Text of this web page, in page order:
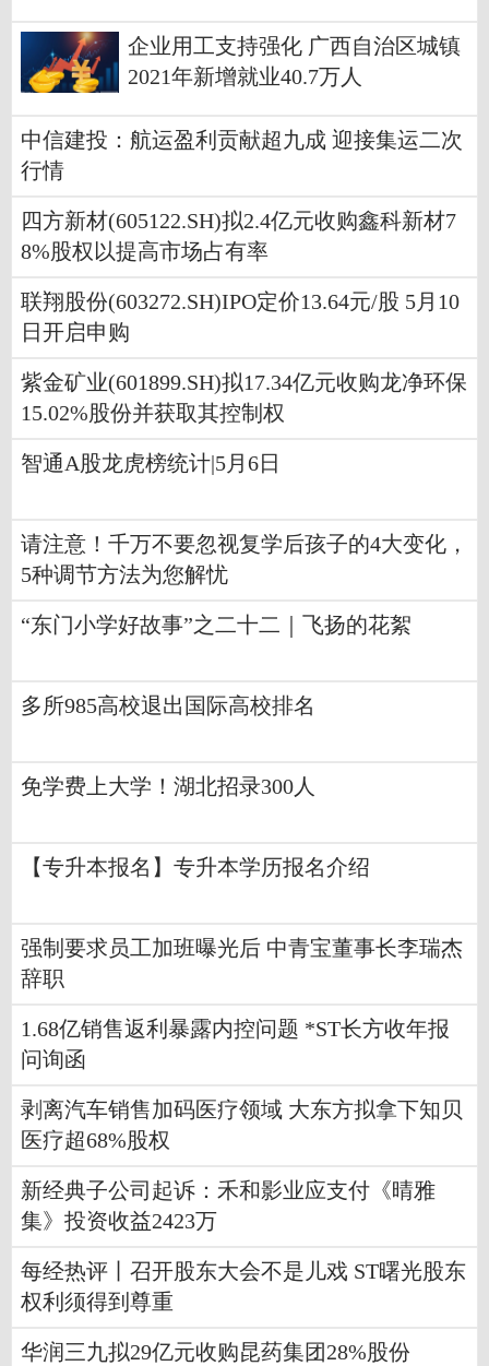
企业用工支持强化 广西自治区城镇
2021年新增就业40.7万人
中信建投：航运盈利贡献超九成 迎接集运二次
行情
四方新材(605122.SH)拟2.4亿元收购鑫科新材7
8%股权以提高市场占有率
联翔股份(603272.SH)IPO定价13.64元/股 5月10
日开启申购
紫金矿业(601899.SH)拟17.34亿元收购龙净环保
15.02%股份并获取其控制权
智通A股龙虎榜统计|5月6日
请注意！千万不要忽视复学后孩子的4大变化，
5种调节方法为您解忧
“东门小学好故事”之二十二｜飞扬的花絮
多所985高校退出国际高校排名
免学费上大学！湖北招录300人
【专升本报名】专升本学历报名介绍
强制要求员工加班曝光后 中青宝董事长李瑞杰
辞职
1.68亿销售返利暴露内控问题 *ST长方收年报
问询函
剥离汽车销售加码医疗领域 大东方拟拿下知贝
医疗超68%股权
新经典子公司起诉：禾和影业应支付《晴雅
集》投资收益2423万
每经热评丨召开股东大会不是儿戏 ST曙光股东
权利须得到尊重
华润三九拟29亿元收购昆药集团28%股份